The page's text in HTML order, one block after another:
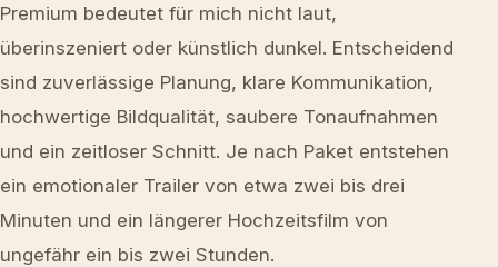
Premium bedeutet für mich nicht laut,
überinszeniert oder künstlich dunkel. Entscheidend
sind zuverlässige Planung, klare Kommunikation,
hochwertige Bildqualität, saubere Tonaufnahmen
und ein zeitloser Schnitt. Je nach Paket entstehen
ein emotionaler Trailer von etwa zwei bis drei
Minuten und ein längerer Hochzeitsfilm von
ungefähr ein bis zwei Stunden.